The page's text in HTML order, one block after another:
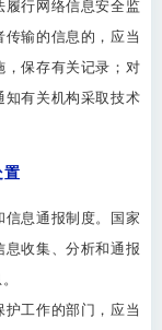
行网络信息安全监
输的信息的，应当
，保存有关记录；对
知有关机构采取技术
置
息通报制度。国家
息收集、分析和通报
工作的部门，应当